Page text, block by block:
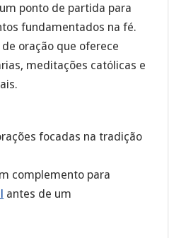
ponto de partida para
fundamentados na fé.
oração que oferece
meditações católicas e
focadas na tradição
complemento para
antes de um